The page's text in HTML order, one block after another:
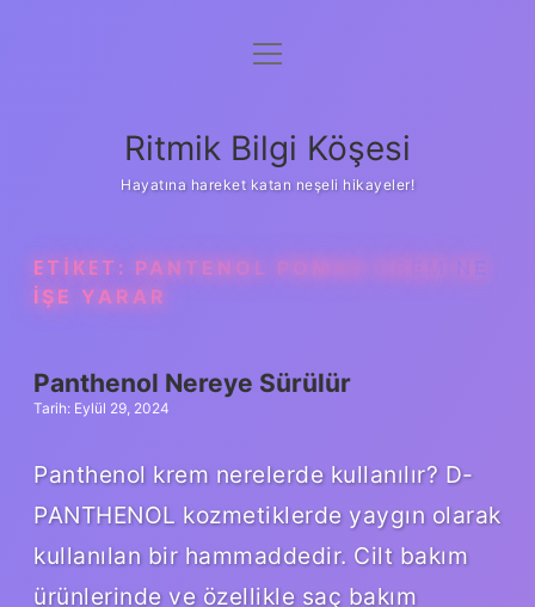
Anasayfa
Yasal Uyarı
menüyü
Ritmik Bilgi Köşesi
Hayatına hareket katan neşeli hikayeler!
ETIKET: PANTENOL POMAD KREM NE
IŞE YARAR
Panthenol Nereye Sürülür
Tarih: Eylül 29, 2024
Panthenol krem nerelerde kullanılır? D-
PANTHENOL kozmetiklerde yaygın olarak
kullanılan bir hammaddedir. Cilt bakım
ürünlerinde ve özellikle saç bakım